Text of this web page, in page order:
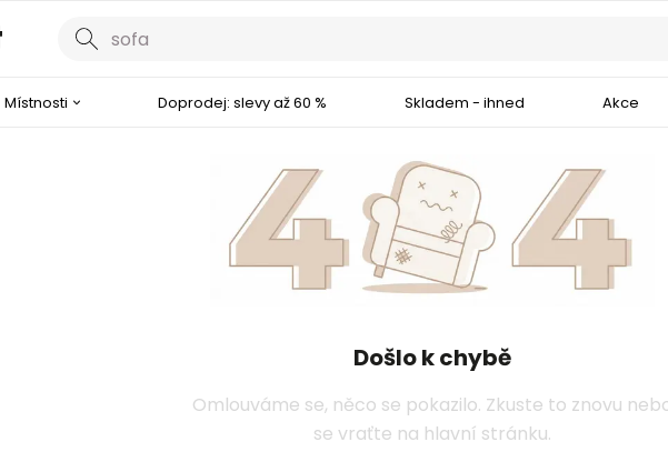
Místnosti Doprodej: slevy až 60 % Skladem - ihned Akce
Došlo k chybě
Omlouváme se, něco se pokazilo. Zkuste to znovu
se vraťte na hlavní stránku.